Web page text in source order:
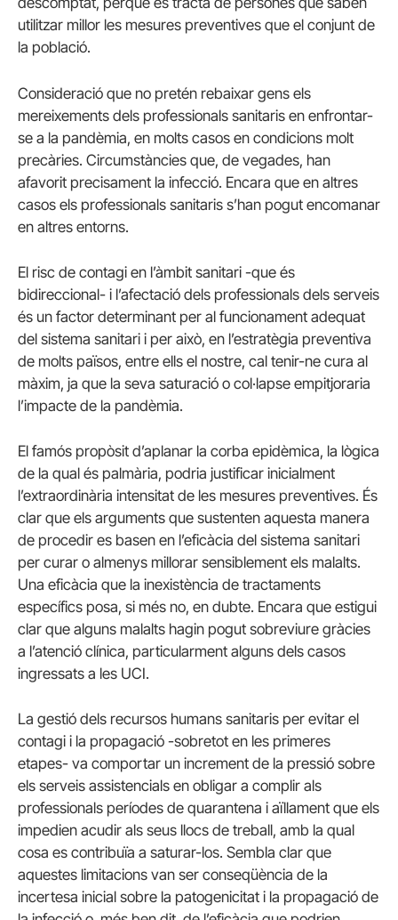
utilitzar millor les mesures preventives que el conjunt de
la població.
Consideració que no pretén rebaixar gens els
mereixements dels professionals sanitaris en enfrontar-
se a la pandèmia, en molts casos en condicions molt
precàries. Circumstàncies que, de vegades, han
afavorit precisament la infecció. Encara que en altres
casos els professionals sanitaris s’han pogut encomanar
en altres entorns.
El risc de contagi en l’àmbit sanitari -que és
bidireccional- i l’afectació dels professionals dels serveis
és un factor determinant per al funcionament adequat
del sistema sanitari i per això, en l’estratègia preventiva
de molts països, entre ells el nostre, cal tenir-ne cura al
màxim, ja que la seva saturació o col·lapse empitjoraria
l’impacte de la pandèmia.
El famós propòsit d’aplanar la corba epidèmica, la lògica
de la qual és palmària, podria justificar inicialment
l’extraordinària intensitat de les mesures preventives. És
clar que els arguments que sustenten aquesta manera
de procedir es basen en l’eficàcia del sistema sanitari
per curar o almenys millorar sensiblement els malalts.
Una eficàcia que la inexistència de tractaments
específics posa, si més no, en dubte. Encara que estigui
clar que alguns malalts hagin pogut sobreviure gràcies
a l’atenció clínica, particularment alguns dels casos
ingressats a les UCI.
La gestió dels recursos humans sanitaris per evitar el
contagi i la propagació -sobretot en les primeres
etapes- va comportar un increment de la pressió sobre
els serveis assistencials en obligar a complir als
professionals períodes de quarantena i aïllament que els
impedien acudir als seus llocs de treball, amb la qual
cosa es contribuïa a saturar-los. Sembla clar que
aquestes limitacions van ser conseqüència de la
incertesa inicial sobre la patogenicitat i la propagació de